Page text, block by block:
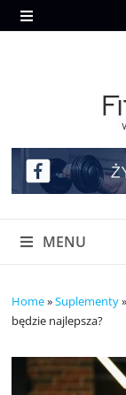
Skip
to
MENU
MENU
Home»Suplementy»
będzie najlepsza?